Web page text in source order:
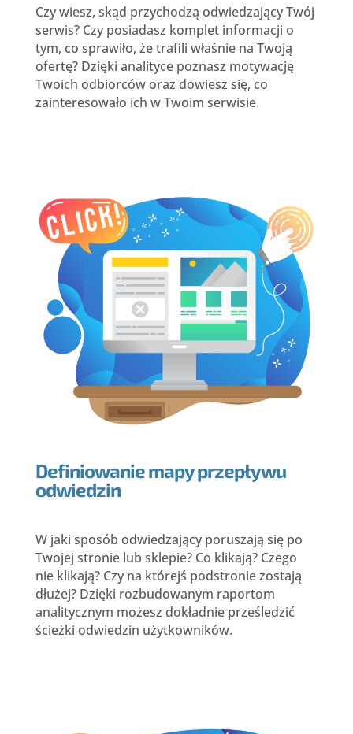
Czy wiesz, skąd przychodzą odwiedzający Twój
serwis? Czy posiadasz komplet informacji o
tym, co sprawiło, że trafili właśnie na Twoją
ofertę? Dzięki analityce poznasz motywację
Twoich odbiorców oraz dowiesz się, co
zainteresowało ich w Twoim serwisie.
Definiowanie mapy przepływu
odwiedzin
W jaki sposób odwiedzający poruszają się po
Twojej stronie lub sklepie? Co klikają? Czego
nie klikają? Czy na którejś podstronie zostają
dłużej? Dzięki rozbudowanym raportom
analitycznym możesz dokładnie prześledzić
ścieżki odwiedzin użytkowników.